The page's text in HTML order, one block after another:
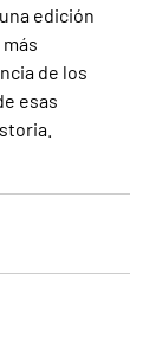
edición
de los
esas